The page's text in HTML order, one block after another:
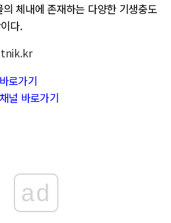
체내에 존재하는 다양한 기생충도
다.
로가기
널 바로가기
ad